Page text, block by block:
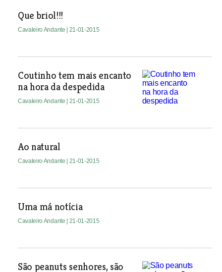
Que briol!!!
Cavaleiro Andante | 21-01-2015
Coutinho tem mais encanto
na hora da despedida
Cavaleiro Andante | 21-01-2015
Ao natural
Cavaleiro Andante | 21-01-2015
Uma má notícia
Cavaleiro Andante | 21-01-2015
São peanuts senhores, são